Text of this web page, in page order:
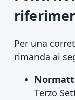
Per una
rimanda ai
Terzo